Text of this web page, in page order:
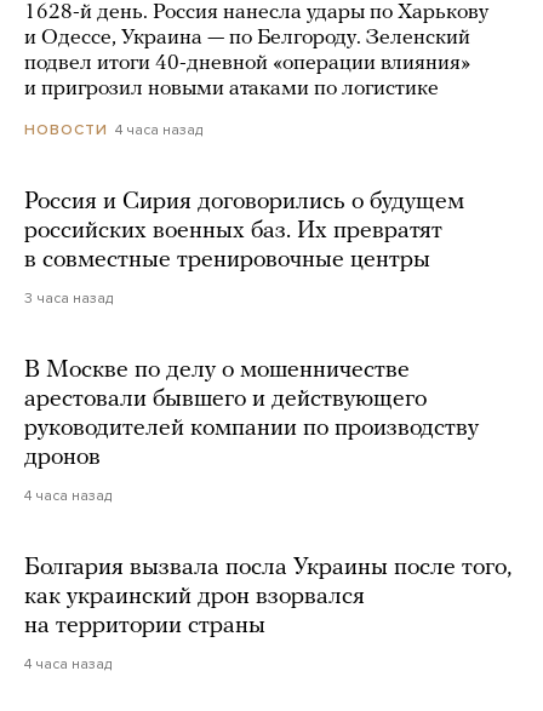
1628-й день. Россия нанесла удары по Харькову
и Одессе, Украина — по Белгороду. Зеленский
подвел итоги 40-дневной «операции влияния»
и пригрозил новыми атаками по логистике
НОВОСТИ 4 часа назад
Россия и Сирия договорились о будущем
российских военных баз. Их превратят
в совместные тренировочные центры
3 часа назад
В Москве по делу о мошенничестве
арестовали бывшего и действующего
руководителей компании по производству
дронов
4 часа назад
Болгария вызвала посла Украины после того,
как украинский дрон взорвался
на территории страны
4 часа назад